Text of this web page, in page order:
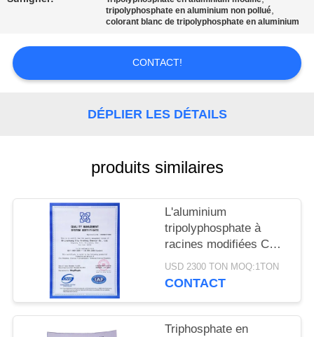
LA
QUALITÉ
DEMANDEZ
UN
DEVIS
DU
SITE
tripolyphosphate en aluminium non pollué,
colorant blanc de tripolyphosphate en aluminium
CONTACT!
DÉPLIER LES DÉTAILS
produits similaires
L'aluminium
tripolyphosphate à
racines modifiées CAS
13939-25-8 pour
l'adhésion au
USD 2300 TON MOQ:1TON
CONTACT
Triphosphate en